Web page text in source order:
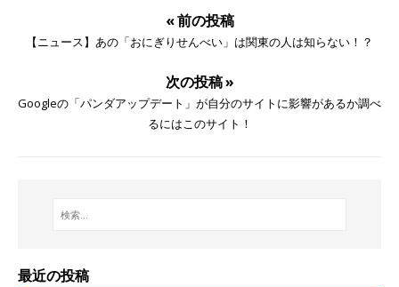
« 前の投稿
【ニュース】あの「おにぎりせんべい」は関東の人は知らない！？
次の投稿 »
Googleの「パンダアップデート」が自分のサイトに影響があるか調べ
るにはこのサイト！
最近の投稿